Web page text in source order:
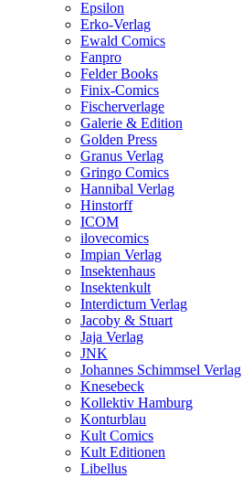
Epsilon
Erko-Verlag
Ewald Comics
Fanpro
Felder Books
Finix-Comics
Fischerverlage
Galerie & Edition
Golden Press
Granus Verlag
Gringo Comics
Hannibal Verlag
Hinstorff
ICOM
ilovecomics
Impian Verlag
Insektenhaus
Insektenkult
Interdictum Verlag
Jacoby & Stuart
Jaja Verlag
JNK
Johannes Schimmsel Verlag
Knesebeck
Kollektiv Hamburg
Konturblau
Kult Comics
Kult Editionen
Libellus